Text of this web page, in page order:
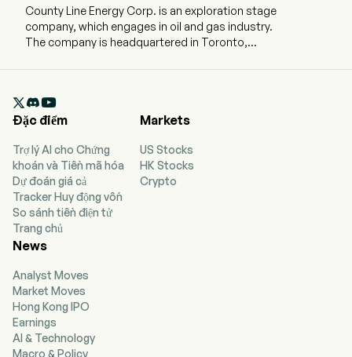
County Line Energy Corp. is an exploration stage
company, which engages in oil and gas industry.
The company is headquartered in Toronto,
affordability. The unit should easily be able to
provide greens for up to four people on a
and proprietary design, along with a faster
grow/harvest cycle.

Đặc điểm
Trợ lý AI cho Chứng
khoán và Tiền mã hóa
Dự đoán giá cả
Tracker Huy động vốn
So sánh tiền điện tử
Trang chủ
Markets
US Stocks
HK Stocks
Crypto
News
Analyst Moves
Market Moves
Hong Kong IPO
Earnings
AI & Technology
Macro & Policy